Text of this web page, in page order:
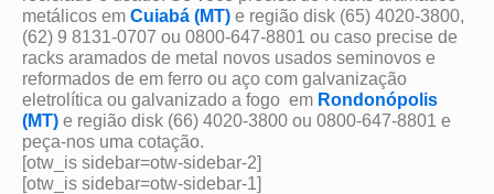
metálicos em Cuiabá (MT) e região disk (65) 4020-3800,
(62) 9 8131-0707 ou 0800-647-8801 ou caso precise de
racks aramados de metal novos usados seminovos e
reformados de em ferro ou aço com galvanização
eletrolítica ou galvanizado a fogo em Rondonópolis
(MT) e região disk (66) 4020-3800 ou 0800-647-8801 e
peça-nos uma cotação.
[otw_is sidebar=otw-sidebar-2]
[otw_is sidebar=otw-sidebar-1]